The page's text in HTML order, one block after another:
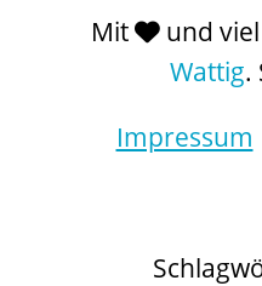
Mit und viel
Wattig.
Impressum